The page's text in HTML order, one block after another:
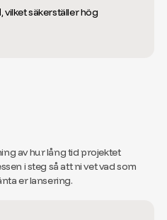
, vilket säkerställer hög
av hur lång tid projektet
i steg så att ni vet vad som
er lansering.